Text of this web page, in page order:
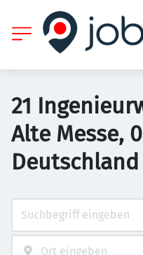
21
Alte Messe,
Deutschland